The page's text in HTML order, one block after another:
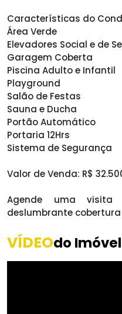
Características do
Área Verde
Elevadores Social e de
Garagem Coberta
Piscina Adulto e Infantil
Playground
Salão de Festas
Sauna e Ducha
Portão Automático
Portaria 12Hrs
Sistema de Segurança
Valor de Venda: R$
Agende uma visita
deslumbrante
VÍDEOdo Imóvel